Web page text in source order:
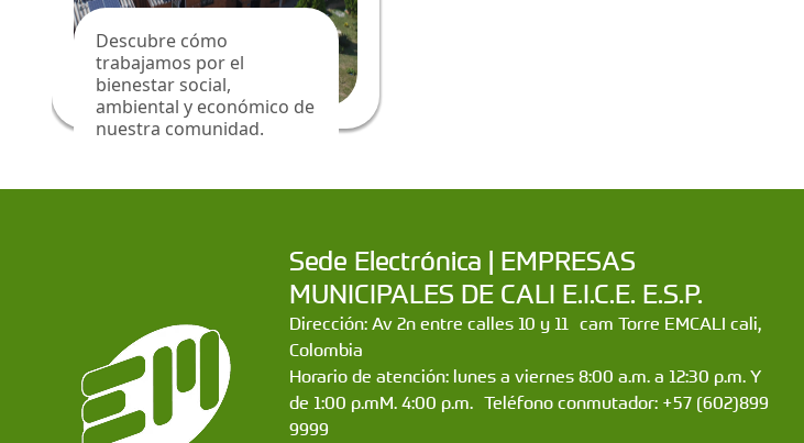
Descubre cómo
trabajamos por el
bienestar social,
ambiental y económico de
nuestra comunidad.
Sede Electrónica | EMPRESAS
MUNICIPALES DE CALI E.I.C.E. E.S.P.
Dirección: Av 2n entre calles 10 y 11 cam Torre EMCALI cali,
Colombia
Horario de atención: lunes a viernes 8:00 a.m. a 12:30 p.m. Y
de 1:00 p.mM. 4:00 p.m. Teléfono conmutador: +57 (602)899
9999